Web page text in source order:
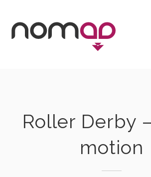
content
Roller Derby
motion